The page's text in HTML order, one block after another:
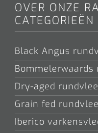
OVER ONZE
CATEGORIEËN
Black Angus
Bommelerwaards
Dry-aged
Grain fed
Iberico